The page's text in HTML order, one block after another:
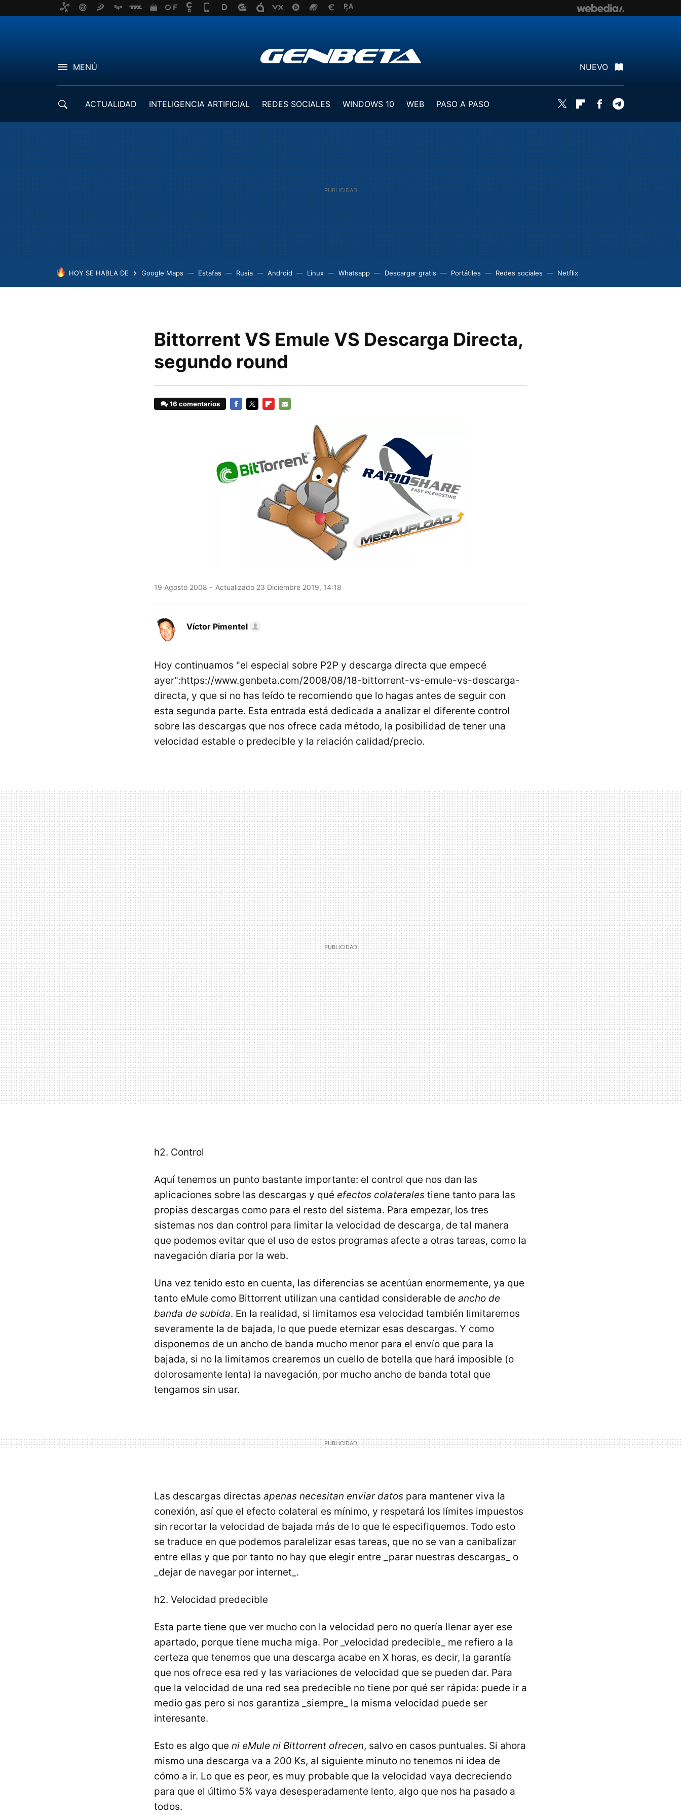
MENÚ NUEVO
ACTUALIDAD INTELIGENCIA ARTIFICIAL REDES SOCIALES WINDOWS 10 WEB
PASO A PASO
Twitter FlipboardFacebook
HOY SE HABLA DE Google Maps Estafas Rusia Android Linux Whatsapp Descargar gratis Portátiles Redes sociales Netflix
Bittorrent VS Emule VS Descarga Directa,
segundo round
16 comentarios
19 Agosto 2008 Actualizado 23 Diciembre 2019, 14:18
Víctor Pimentel
Hoy continuamos "el especial sobre P2P y descarga directa que empecé
ayer":https://www.genbeta.com/2008/08/18-bittorrent-vs-emule-vs-descarga-
directa, y que si no has leído te recomiendo que lo hagas antes de seguir con
esta segunda parte. Esta entrada está dedicada a analizar el diferente control
sobre las descargas que nos ofrece cada método, la posibilidad de tener una
velocidad estable o predecible y la relación calidad/precio.
h2. Control
Aquí tenemos un punto bastante importante: el control que nos dan las
aplicaciones sobre las descargas y qué efectos colaterales tiene tanto para las
propias descargas como para el resto del sistema. Para empezar, los tres
sistemas nos dan control para limitar la velocidad de descarga, de tal manera
que podemos evitar que el uso de estos programas afecte a otras tareas, como la
navegación diaria por la web.
Una vez tenido esto en cuenta, las diferencias se acentúan enormemente, ya que
tanto eMule como Bittorrent utilizan una cantidad considerable de ancho de
banda de subida. En la realidad, si limitamos esa velocidad también limitaremos
severamente la de bajada, lo que puede eternizar esas descargas. Y como
disponemos de un ancho de banda mucho menor para el envío que para la
bajada, si no la limitamos crearemos un cuello de botella que hará imposible (o
dolorosamente lenta) la navegación, por mucho ancho de banda total que
tengamos sin usar.
Las descargas directas apenas necesitan enviar datos para mantener viva la
conexión, así que el efecto colateral es mínimo, y respetará los límites impuestos
sin recortar la velocidad de bajada más de lo que le especifiquemos. Todo esto
se traduce en que podemos paralelizar esas tareas, que no se van a canibalizar
entre ellas y que por tanto no hay que elegir entre _parar nuestras descargas_ o
_dejar de navegar por internet_.
h2. Velocidad predecible
Esta parte tiene que ver mucho con la velocidad pero no quería llenar ayer ese
apartado, porque tiene mucha miga. Por _velocidad predecible_ me refiero a la
certeza que tenemos que una descarga acabe en X horas, es decir, la garantía
que nos ofrece esa red y las variaciones de velocidad que se pueden dar. Para
que la velocidad de una red sea predecible no tiene por qué ser rápida: puede ir a
medio gas pero si nos garantiza _siempre_ la misma velocidad puede ser
interesante.
Esto es algo que ni eMule ni Bittorrent ofrecen, salvo en casos puntuales. Si ahora
mismo una descarga va a 200 Ks, al siguiente minuto no tenemos ni idea de
cómo a ir. Lo que es peor, es muy probable que la velocidad vaya decreciendo
para que el último 5% vaya desesperadamente lento, algo que nos ha pasado a
todos.